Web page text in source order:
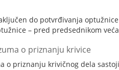
do potvrđivanja
– pred predsednikom
o priznanju krivice
o priznanju krivičnog dela